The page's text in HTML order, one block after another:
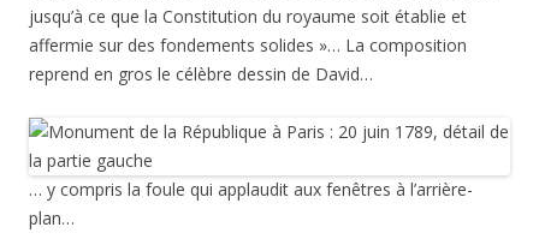
jusqu’à ce que la Constitution du royaume soit établie et
affermie sur des fondements solides »… La composition
reprend en gros le célèbre dessin de David…
… y compris la foule qui applaudit aux fenêtres à l’arrière-
plan…